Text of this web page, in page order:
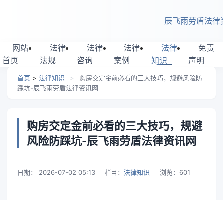
辰飞雨劳盾法律
网站
首页
法律
法规
法律
咨询
法律
案例
法律
知识
免责
声明
首页 > 法律知识 >
购房交定金前必看的三大技巧，规避风险防
踩坑-辰飞雨劳盾法律资讯网
购房交定金前必看的三大技巧，规避
风险防踩坑-辰飞雨劳盾法律资讯网
日期： 2026-07-02 05:13 栏目： 法律知识 浏览： 601